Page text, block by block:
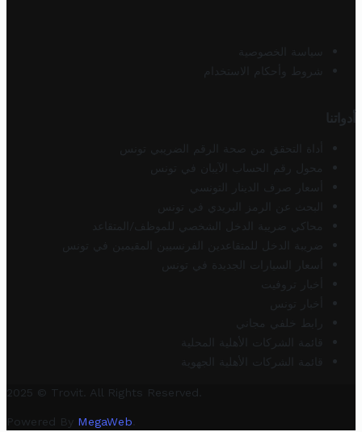
سياسة الخصوصية
شروط وأحكام الاستخدام
أدواتنا
أداة التحقق من صحة الرقم الضريبي تونس
محول رقم الحساب الآيبان في تونس
أسعار صرف الدينار التونسي
البحث عن الرمز البريدي في تونس
محاكي ضريبة الدخل الشخصي للموظف/المتقاعد
ضريبة الدخل للمتقاعدين الفرنسيين المقيمين في تونس
أسعار السيارات الجديدة في تونس
أخبار تروفيت
أخبار تونس
رابط خلفي مجاني
قائمة الشركات الأهلية المحلية
قائمة الشركات الأهلية الجهوية
2025 © Trovit. All Rights Reserved.
Powered By MegaWeb